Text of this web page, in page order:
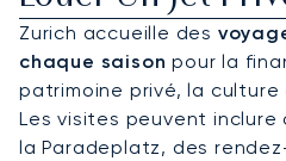
Zurich accueille des
chaque saison pour la
patrimoine privé, la
Les visites peuvent inclure
la Paradeplatz, des